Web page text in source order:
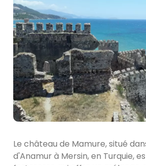
Le château de Mamure, situé
d'Anamur à Mersin, en Turquie,